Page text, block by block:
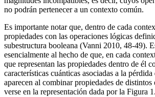
no podrán pertenecer a un contexto común.
Es importante notar que, dentro de cada
propiedades con las operaciones lógicas
subestructura booleana (Vanni 2010, 48-49).
esencialmente al hecho de que, en cada
que representan las propiedades dentro de él
características cuánticas asociadas a la
aparecen al combinar propiedades de
verse en la representación dada por la Figura 1.